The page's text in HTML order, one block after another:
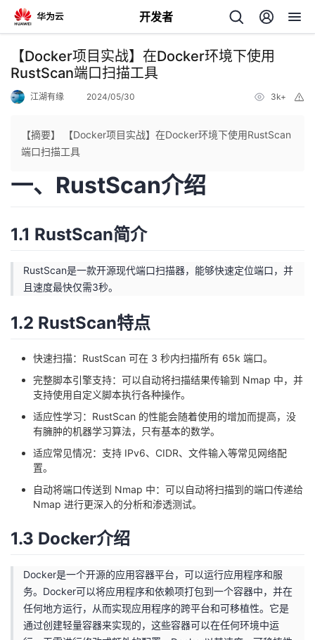
开发者
返
回
主
页
的
开
我
客
论
坛
的
圈
子
我
的
直
播
我
的
活
动
我
的
关
我
的
我
【Docker项目实战】在Docker环境下使用
RustScan端口扫描工具
江湖有缘 2024/05/30 3k+
【摘要】 【Docker项目实战】在Docker环境下使用RustScan
端口扫描工具
一、RustScan介绍
1.1 RustScan简介
RustScan是一款开源现代端口扫描器，能够快速定位端口，并
且速度最快仅需3秒。
1.2 RustScan特点
快速扫描：RustScan 可在 3 秒内扫描所有 65k 端口。
完整脚本引擎支持：可以自动将扫描结果传输到 Nmap 中，并
支持使用自定义脚本执行各种操作。
适应性学习：RustScan 的性能会随着使用的增加而提高，没
有臃肿的机器学习算法，只有基本的数学。
适应常见情况：支持 IPv6、CIDR、文件输入等常见网络配
置。
自动将端口传送到 Nmap 中：可以自动将扫描到的端口传递给
Nmap 进行更深入的分析和渗透测试。
1.3 Docker介绍
Docker是一个开源的应用容器平台，可以运行应用程序和服
务。Docker可以将应用程序和依赖项打包到一个容器中，并在
任何地方运行，从而实现应用程序的跨平台和可移植性。它是
通过创建轻量容器来实现的，这些容器可以在任何环境中运